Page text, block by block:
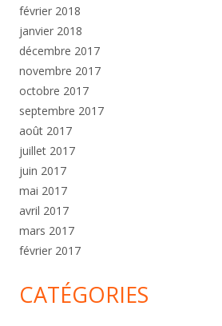
février 2018
janvier 2018
décembre 2017
novembre 2017
octobre 2017
septembre 2017
août 2017
juillet 2017
juin 2017
mai 2017
avril 2017
mars 2017
février 2017
CATÉGORIES